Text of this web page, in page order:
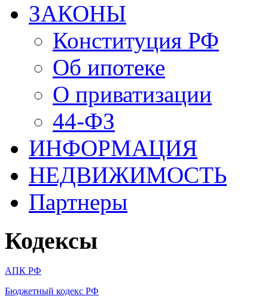
ЗАКОНЫ
Конституция РФ
Об ипотеке
О приватизации
44-ФЗ
ИНФОРМАЦИЯ
НЕДВИЖИМОСТЬ
Партнеры
Кодексы
АПК РФ
Бюджетный кодекс РФ